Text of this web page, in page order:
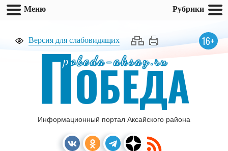
Версия для слабовидящих 16+
pobeda-aksay.ru
ПОБЕДА
Информационный портал Аксайского района
Меню Рубрики